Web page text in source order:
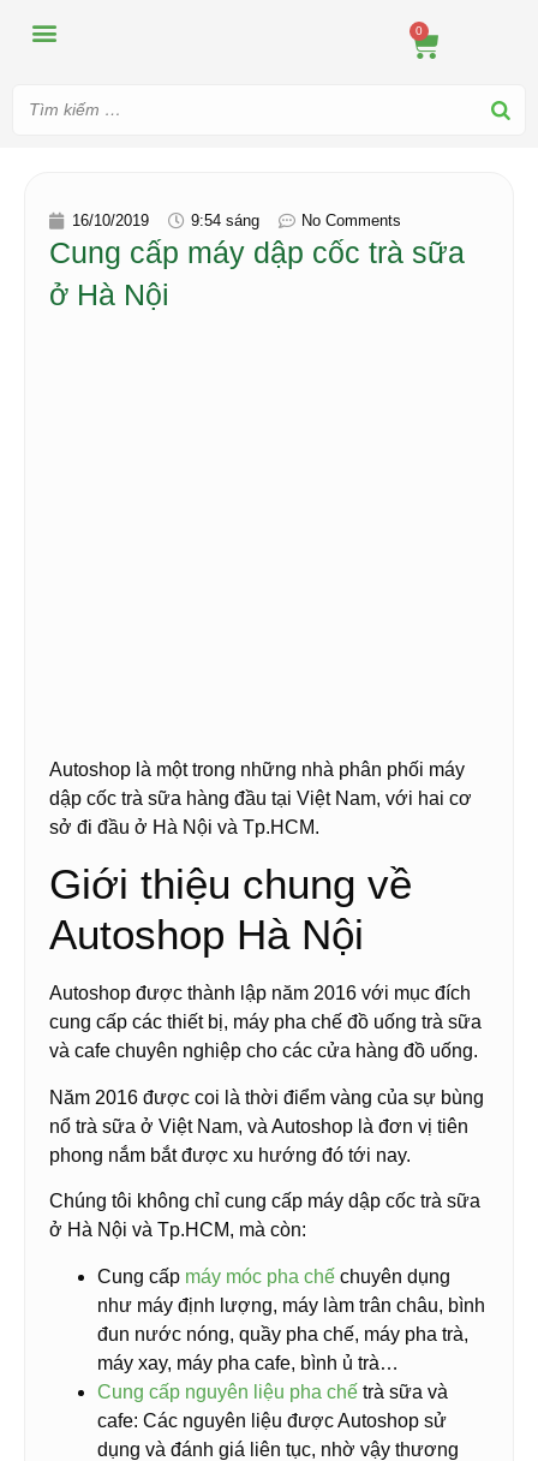
0
16/10/2019 9:54 sáng No Comments
Cung cấp máy dập cốc trà sữa
ở Hà Nội
Autoshop là một trong những nhà phân phối máy
dập cốc trà sữa hàng đầu tại Việt Nam, với hai cơ
sở đi đầu ở Hà Nội và Tp.HCM.
Giới thiệu chung về
Autoshop Hà Nội
Autoshop được thành lập năm 2016 với mục đích
cung cấp các thiết bị, máy pha chế đồ uống trà sữa
và cafe chuyên nghiệp cho các cửa hàng đồ uống.
Năm 2016 được coi là thời điểm vàng của sự bùng
nổ trà sữa ở Việt Nam, và Autoshop là đơn vị tiên
phong nắm bắt được xu hướng đó tới nay.
Chúng tôi không chỉ cung cấp máy dập cốc trà sữa
ở Hà Nội và Tp.HCM, mà còn:
Cung cấp máy móc pha chế chuyên dụng
như máy định lượng, máy làm trân châu, bình
đun nước nóng, quầy pha chế, máy pha trà,
máy xay, máy pha cafe, bình ủ trà…
Cung cấp nguyên liệu pha chế trà sữa và
cafe: Các nguyên liệu được Autoshop sử
dụng và đánh giá liên tục, nhờ vậy thương